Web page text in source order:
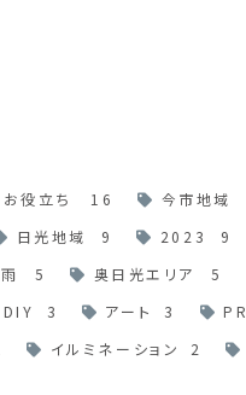
お役立ち 16 今市地域
日光地域 9 2023 9
雨 5 奥日光エリア 5
DIY 3 アート 3 PR
イルミネーション 2